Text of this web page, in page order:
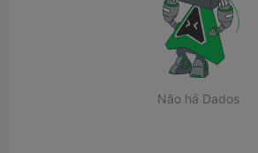
Não há Dados